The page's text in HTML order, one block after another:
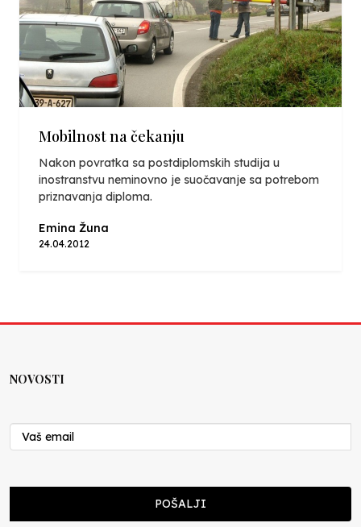
Mobilnost na čekanju
Nakon povratka sa postdiplomskih studija u
inostranstvu neminovno je suočavanje sa potrebom
priznavanja diploma.
Emina Žuna
24.04.2012
NOVOSTI
POŠALJI